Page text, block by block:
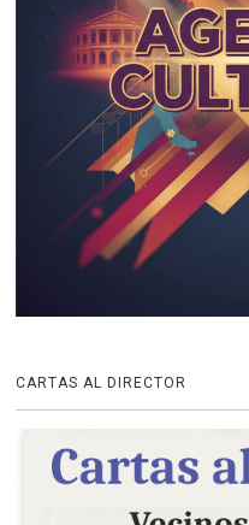
CARTAS AL DIRECTOR